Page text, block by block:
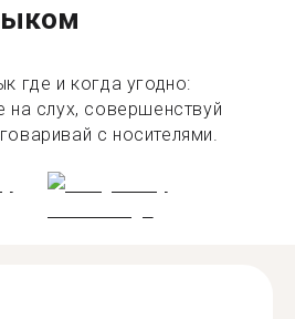
где и когда угодно:
на слух, совершенствуй
с носителями.